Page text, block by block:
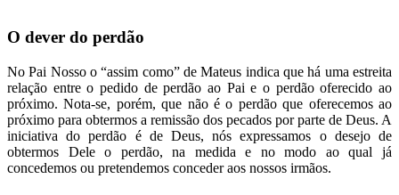
O dever do perdão
No Pai Nosso o “assim como” de Mateus indica que há uma estreita
relação entre o pedido de perdão ao Pai e o perdão oferecido ao
próximo. Nota-se, porém, que não é o perdão que oferecemos ao
próximo para obtermos a remissão dos pecados por parte de Deus. A
iniciativa do perdão é de Deus, nós expressamos o desejo de
obtermos Dele o perdão, na medida e no modo ao qual já
concedemos ou pretendemos conceder aos nossos irmãos.